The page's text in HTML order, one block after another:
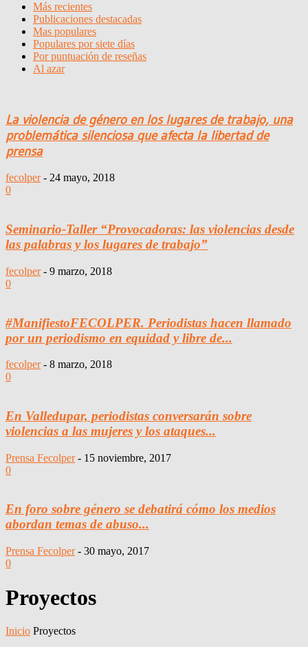
Más recientes
Publicaciones destacadas
Mas populares
Populares por siete días
Por puntuación de reseñas
Al azar
La violencia de género en los lugares de trabajo, una
problemática silenciosa que afecta la libertad de
prensa
fecolper - 24 mayo, 2018
0
Seminario-Taller “Provocadoras: las violencias desde
las palabras y los lugares de trabajo”
fecolper - 9 marzo, 2018
0
#ManifiestoFECOLPER. Periodistas hacen llamado
por un periodismo en equidad y libre de...
fecolper - 8 marzo, 2018
0
En Valledupar, periodistas conversarán sobre
violencias a las mujeres y los ataques...
Prensa Fecolper - 15 noviembre, 2017
0
En foro sobre género se debatirá cómo los medios
abordan temas de abuso...
Prensa Fecolper - 30 mayo, 2017
0
Proyectos
Inicio Proyectos